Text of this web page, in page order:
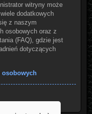
witryny może
dodatkowych
z naszym
osobowych oraz z
(FAQ), gdzie jest
dotyczących
osobowych